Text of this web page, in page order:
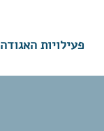
פעילויות האגודה